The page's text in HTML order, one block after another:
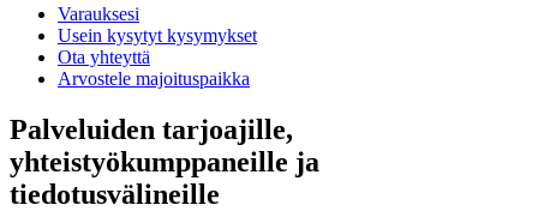
Varauksesi
Usein kysytyt kysymykset
Ota yhteyttä
Arvostele majoituspaikka
Palveluiden tarjoajille,
yhteistyökumppaneille ja
tiedotusvälineille